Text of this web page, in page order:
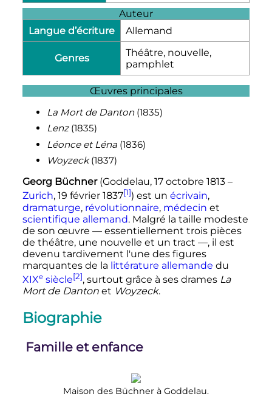
Auteur
Langue d’écriture
Allemand
Genres
Théâtre, nouvelle,
pamphlet
Œuvres principales
La Mort de Danton(1835)
Lenz(1835)
Léonce et Léna(1836)
Woyzeck(1837)
Georg Büchner(Goddelau, 17 octobre 1813–
Zurich, 19 février 1837[1]) est un écrivain,
dramaturge, révolutionnaire, médecin et
scientifique allemand. Malgré la taille modeste
de son œuvre — essentiellement trois pièces
de théâtre, une nouvelle et un tract —, il est
devenu tardivement l'une des figures
marquantes de la littérature allemande du
XIXesiècle[2], surtout grâce à ses drames La
Mort de Dantonet Woyzeck.
Biographie
Famille et enfance
Maison des Büchner à Goddelau.